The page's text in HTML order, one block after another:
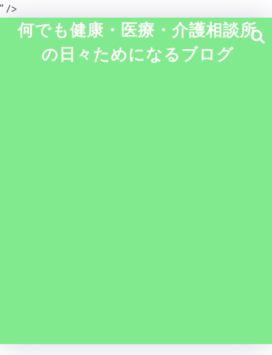
" />
何でも健康・医療・介護相談所
の日々ためになるブログ